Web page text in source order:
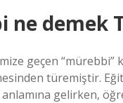
ne demek
geçen “mürebbi”
türemiştir.
gelirken,